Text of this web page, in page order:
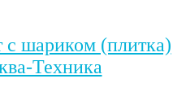
с шариком (плитка)
Техника